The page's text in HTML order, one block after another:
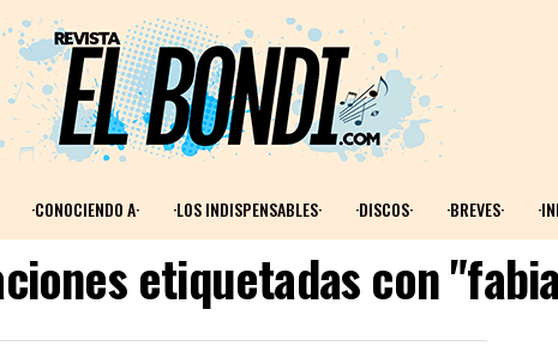
·CONOCIENDO A· ·LOS INDISPENSABLES· ·DISCOS· ·BREVES·
etiquetadas con